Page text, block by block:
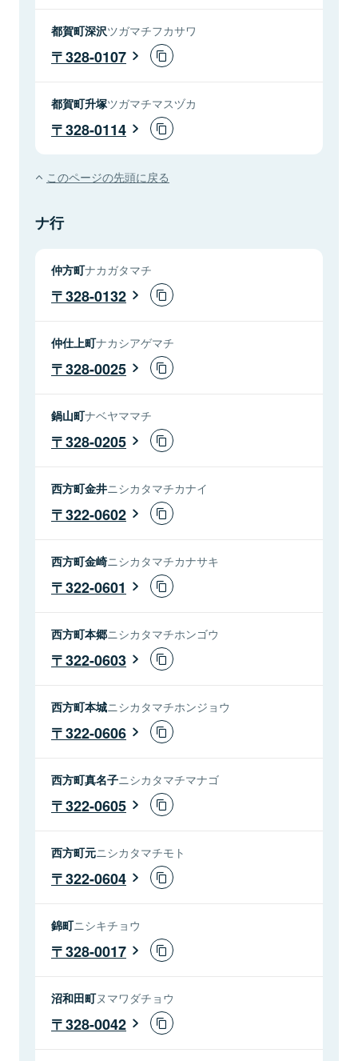
都賀町深沢ツガマチフカサワ
328-0107
都賀町升塚ツガマチマスヅカ
328-0114
このページの先頭に戻る
ナ行
仲方町ナカガタマチ
328-0132
仲仕上町ナカシアゲマチ
328-0025
鍋山町ナベヤママチ
328-0205
西方町金井ニシカタマチカナイ
322-0602
西方町金崎ニシカタマチカナサキ
322-0601
西方町本郷ニシカタマチホンゴウ
322-0603
西方町本城ニシカタマチホンジョウ
322-0606
西方町真名子ニシカタマチマナゴ
322-0605
西方町元ニシカタマチモト
322-0604
錦町ニシキチョウ
328-0017
沼和田町ヌマワダチョウ
328-0042